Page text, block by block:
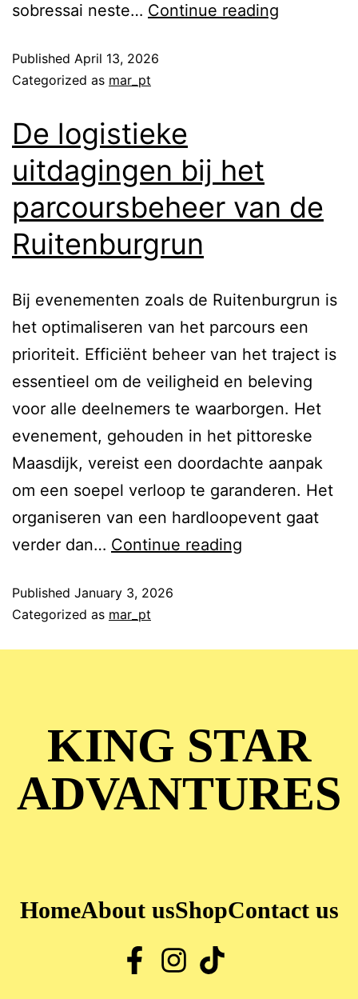
sobressai neste… Continue reading
Published April 13, 2026
Categorized as mar_pt
De logistieke
uitdagingen bij het
parcoursbeheer van de
Ruitenburgrun
Bij evenementen zoals de Ruitenburgrun is
het optimaliseren van het parcours een
prioriteit. Efficiënt beheer van het traject is
essentieel om de veiligheid en beleving
voor alle deelnemers te waarborgen. Het
evenement, gehouden in het pittoreske
Maasdijk, vereist een doordachte aanpak
om een soepel verloop te garanderen. Het
organiseren van een hardloopevent gaat
verder dan… Continue reading
Published January 3, 2026
Categorized as mar_pt
KING STAR
ADVANTURES
HomeAbout usShopContact us